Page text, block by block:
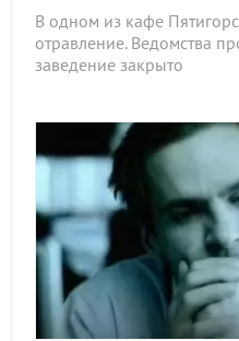
В одном из кафе
отравление. Ведомства
заведение закрыто